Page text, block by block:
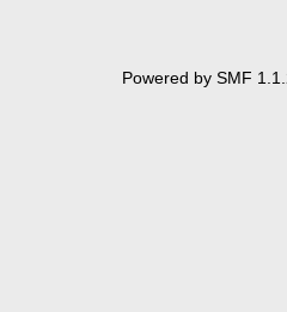
Powered by SMF